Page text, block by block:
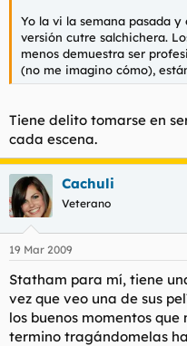
Yo la vi la semana pasada y
versión cutre salchichera.
menos demuestra ser
(no me imagino cómo),
Tiene delito tomarse en
cada escena.
Cachuli
Veterano
19 Mar 2009
Statham para mí, tiene
vez que veo una de sus
los buenos momentos
termino tragándomelas